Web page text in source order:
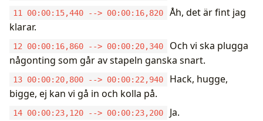
11 00:00:15,440 --> 00:00:16,820
Åh, det är fint jag
klarar.
12 00:00:16,860 --> 00:00:20,340
Och vi ska plugga
någonting som går av stapeln ganska snart.
13 00:00:20,800 --> 00:00:22,940
Hack, hugge,
bigge, ej kan vi gå in och kolla på.
14 00:00:23,120 --> 00:00:23,200 Ja.